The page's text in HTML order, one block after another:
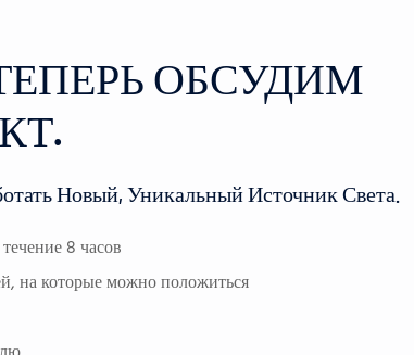
ОБСУДИМ
Новый, Уникальный Источник Света.
8 часов
на которые можно положиться